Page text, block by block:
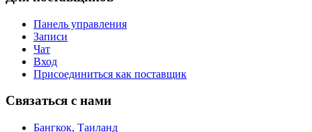
Панель управления
Записи
Чат
Вход
Присоединиться как поставщик
Связаться с нами
Бангкок, Таиланд